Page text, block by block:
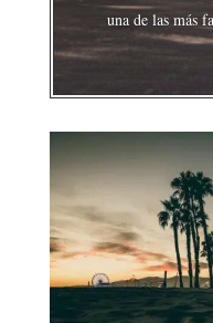
una de las más